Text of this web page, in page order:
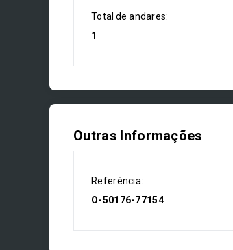
Total de andares:
1
Outras Informações
Referência:
O-50176-77154